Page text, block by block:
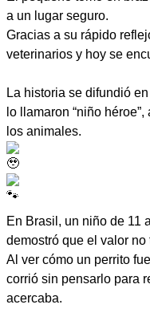
a un lugar seguro.
Gracias a su rápido
veterinarios y hoy se
La historia se difundió
lo llamaron “niño
los animales.
En Brasil, un niño de 11
demostró que el valor no
Al ver cómo un perrito
corrió sin pensarlo para
acercaba.